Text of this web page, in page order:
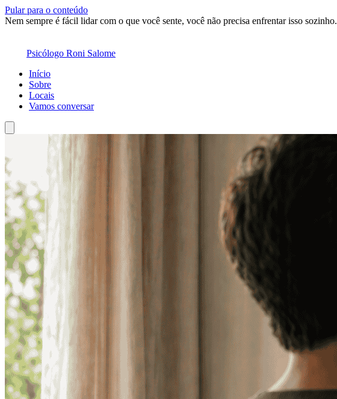
Pular para o conteúdo
Nem sempre é fácil lidar com o que você sente, você não precisa enfrentar isso sozinho.
Psicólogo Roni Salome
Início
Sobre
Locais
Vamos conversar